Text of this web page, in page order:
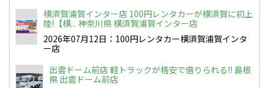
横須賀浦賀インター店 100円レンタカーが横須賀に初上
陸!【横... 神奈川県 横須賀浦賀インター店
2026年07月12日：100円レンタカー横須賀浦賀インタ
ー店
出雲ドーム前店 軽トラックが格安で借りられる!! 島根
県 出雲ドーム前店